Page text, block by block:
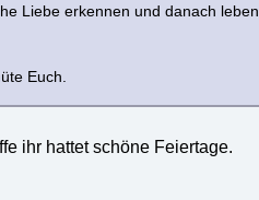
Liebe erkennen und danach
Euch.
ihr hattet schöne Feiertage.